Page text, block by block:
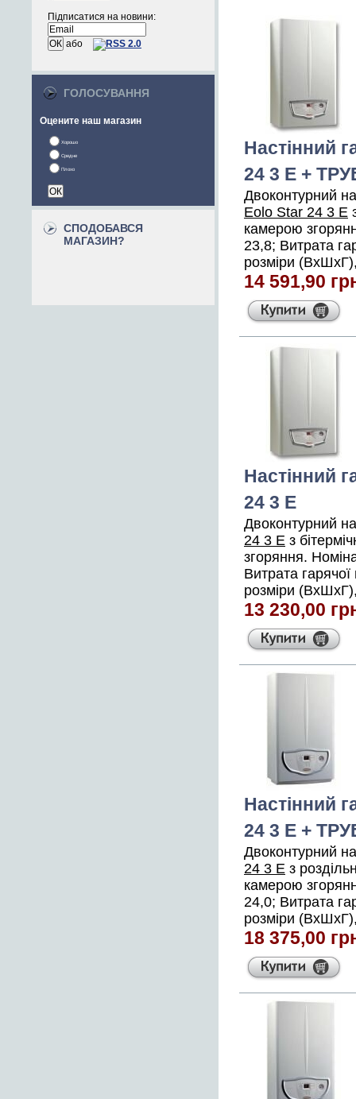
Підписатися на новини:
або
ГОЛОСУВАННЯ
Оцените наш магазин
Хорошо
Средне
Плохо
СПОДОБАВСЯ
МАГАЗИН?
Настінний
24 3 E +
Двоконтурний
Eolo Star 24 3 E
камерою
23,8; Витрата
розміри
14 591,90
Настінний
24 3 E
Двоконтурний
24 3 E з
згоряння.
Витрата
розміри
13 230,00
Настінний
24 3 E +
Двоконтурний
24 3 E з
камерою
24,0; Витрата
розміри
18 375,00